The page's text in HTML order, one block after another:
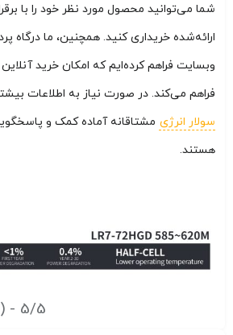
شما می‌توانید محصول مورد نظر خود را با
ارائه‌شده خریداری کنید. همچنین، ما درگاه
وبسایت فراهم کرده‌ایم که امکان خرید
فراهم می‌کند. در صورت نیاز به اطلاعات
سولار انرژی مشتاقانه آماده کمک و
هستند.
5/5 - (2 امتیاز)